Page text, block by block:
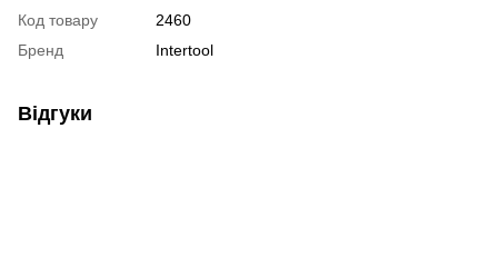
Код товару
2460
Бренд
Intertool
Відгуки